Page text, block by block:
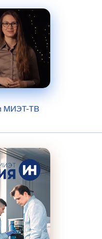
МИЭТ-ТВ